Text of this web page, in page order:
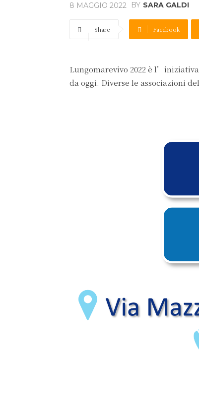
8 MAGGIO 2022 BY SARA GALDI
Share Facebook
Lungomarevivo 2022 è
da oggi. Diverse le associazioni